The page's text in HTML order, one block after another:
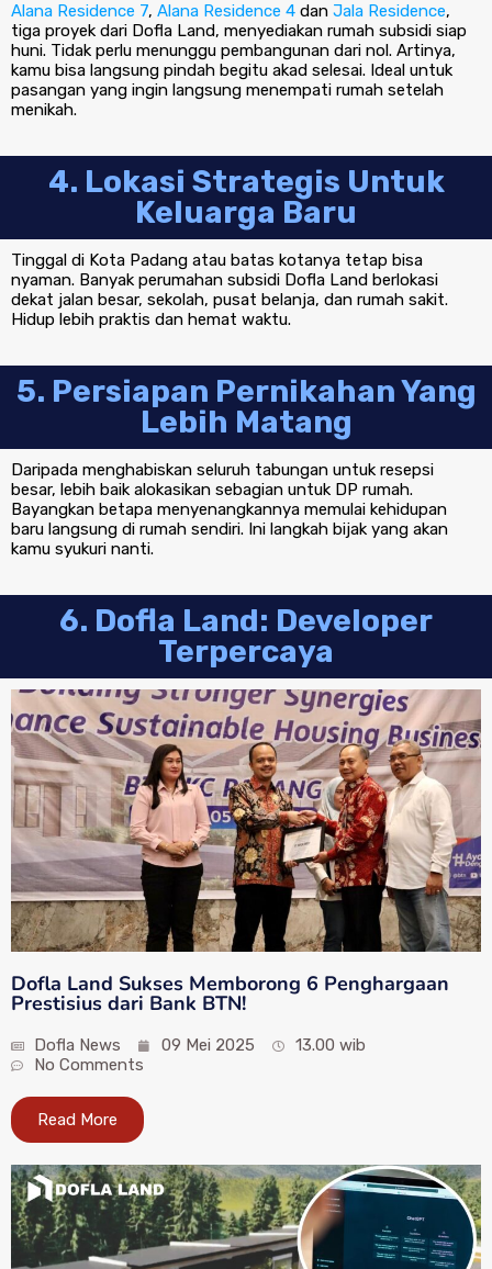
Alana Residence 7, Alana Residence 4 dan Jala Residence,
tiga proyek dari Dofla Land, menyediakan rumah subsidi siap
huni. Tidak perlu menunggu pembangunan dari nol. Artinya,
kamu bisa langsung pindah begitu akad selesai. Ideal untuk
pasangan yang ingin langsung menempati rumah setelah
menikah.
4. Lokasi Strategis Untuk
Keluarga Baru
Tinggal di Kota Padang atau batas kotanya tetap bisa
nyaman. Banyak perumahan subsidi Dofla Land berlokasi
dekat jalan besar, sekolah, pusat belanja, dan rumah sakit.
Hidup lebih praktis dan hemat waktu.
5. Persiapan Pernikahan Yang
Lebih Matang
Daripada menghabiskan seluruh tabungan untuk resepsi
besar, lebih baik alokasikan sebagian untuk DP rumah.
Bayangkan betapa menyenangkannya memulai kehidupan
baru langsung di rumah sendiri. Ini langkah bijak yang akan
kamu syukuri nanti.
6. Dofla Land: Developer
Terpercaya
Dofla Land Sukses Memborong 6 Penghargaan
Prestisius dari Bank BTN!
Dofla News 09 Mei 2025
13.00 wib
No Comments
Read More